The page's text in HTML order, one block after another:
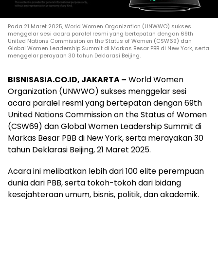
Pada 21 Maret 2025, World Women Organization (UNWWO) sukses
menggelar sesi acara paralel resmi yang bertepatan dengan 69th
United Nations Commission on the Status of Women (CSW69) dan
Global Women Leadership Summit di Markas Besar PBB di New York, serta
menggelar perayaan 30 tahun Deklarasi Beijing.
BISNISASIA.CO.ID, JAKARTA – World Women
Organization (UNWWO) sukses menggelar sesi
acara paralel resmi yang bertepatan dengan 69th
United Nations Commission on the Status of Women
(CSW69) dan Global Women Leadership Summit di
Markas Besar PBB di New York, serta merayakan 30
tahun Deklarasi Beijing, 21 Maret 2025.
Acara ini melibatkan lebih dari 100 elite perempuan
dunia dari PBB, serta tokoh-tokoh dari bidang
kesejahteraan umum, bisnis, politik, dan akademik.